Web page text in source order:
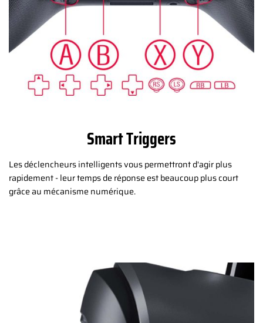
Smart Triggers
Les déclencheurs intelligents vous permettront d'agir plus
rapidement - leur temps de réponse est beaucoup plus court
grâce au mécanisme numérique.